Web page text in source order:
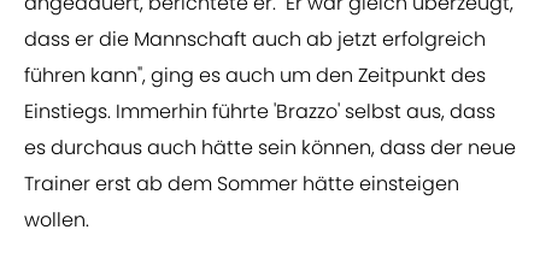
dass er die Mannschaft auch ab jetzt erfolgreich
führen kann", ging es auch um den Zeitpunkt des
Einstiegs. Immerhin führte 'Brazzo' selbst aus, dass
es durchaus auch hätte sein können, dass der neue
Trainer erst ab dem Sommer hätte einsteigen
wollen.